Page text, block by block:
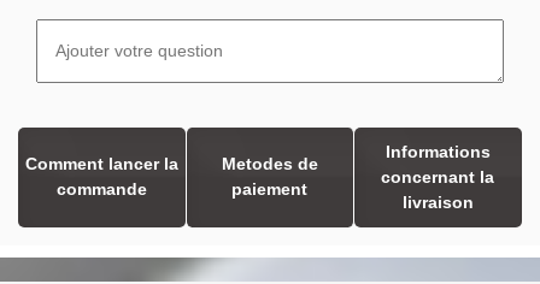
Comment lancer la
commande
Metodes de
paiement
Informations
concernant la
livraison